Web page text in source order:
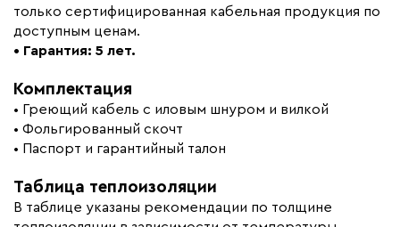
только сертифицированная кабельная продукция по
доступным ценам.
• Гарантия: 5 лет.
Комплектация
• Греющий кабель с иловым шнуром и вилкой
• Фольгированный скочт
• Паспорт и гарантийный талон
Таблица теплоизоляции
В таблице указаны рекомендации по толщине